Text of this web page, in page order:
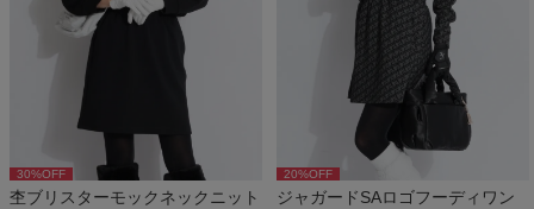
30%OFF
杢ブリスターモックネックニット
20%OFF
ジャガードSAロゴフーディワン